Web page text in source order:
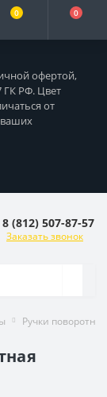
офертой,
ГК РФ. Цвет
от
ваших
0 0
8 (812) 507-87-57
Заказать звонок
Ручки